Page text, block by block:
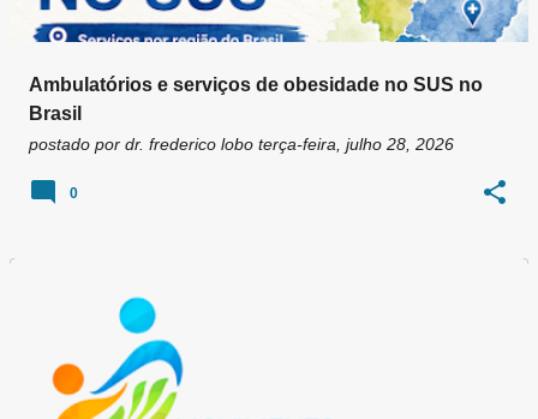
Ambulatórios e serviços de obesidade no SUS no
Brasil
postado por dr. frederico lobo terça-feira, julho 28, 2026
0